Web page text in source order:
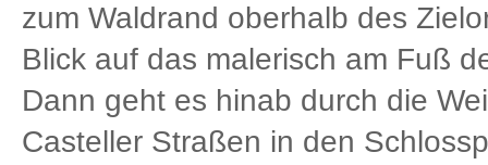
zum Waldrand oberhalb des
Blick auf das malerisch am Fuß
Dann geht es hinab durch die
Casteller Straßen in den